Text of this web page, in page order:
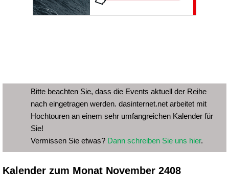
Bitte beachten Sie, dass die Events aktuell der Reihe
nach eingetragen werden. dasinternet.net arbeitet mit
Hochtouren an einem sehr umfangreichen Kalender für
Sie!
Vermissen Sie etwas? Dann schreiben Sie uns hier.
Kalender zum Monat November 2408